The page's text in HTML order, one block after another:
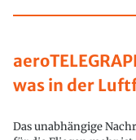
was in der
Das unabhängige